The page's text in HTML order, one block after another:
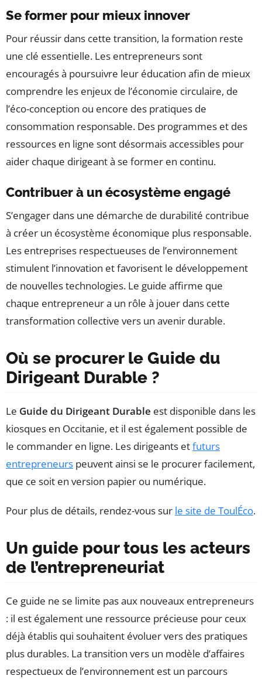
Se former pour mieux innover
Pour réussir dans cette transition, la formation reste
une clé essentielle. Les entrepreneurs sont
encouragés à poursuivre leur éducation afin de mieux
comprendre les enjeux de l’économie circulaire, de
l’éco-conception ou encore des pratiques de
consommation responsable. Des programmes et des
ressources en ligne sont désormais accessibles pour
aider chaque dirigeant à se former en continu.
Contribuer à un écosystème engagé
S’engager dans une démarche de durabilité contribue
à créer un écosystème économique plus responsable.
Les entreprises respectueuses de l’environnement
stimulent l’innovation et favorisent le développement
de nouvelles technologies. Le guide affirme que
chaque entrepreneur a un rôle à jouer dans cette
transformation collective vers un avenir durable.
Où se procurer le Guide du
Dirigeant Durable ?
Le Guide du Dirigeant Durable est disponible dans les
kiosques en Occitanie, et il est également possible de
le commander en ligne. Les dirigeants etfuturs
entrepreneurs peuvent ainsi se le procurer facilement,
que ce soit en version papier ou numérique.
Pour plus de détails, rendez-vous sur le site de ToulÉco.
Un guide pour tous les acteurs
de l’entrepreneuriat
Ce guide ne se limite pas aux nouveaux entrepreneurs
: il est également une ressource précieuse pour ceux
déjà établis qui souhaitent évoluer vers des pratiques
plus durables. La transition vers un modèle d’affaires
respectueux de l’environnement est un parcours